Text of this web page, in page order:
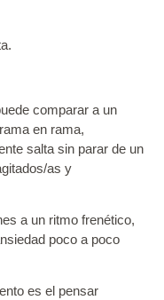
comparar a un
en rama,
salta sin parar de un
as y
a un ritmo frenético,
poco a poco
es el pensar